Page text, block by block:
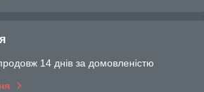
14 днів за домовленістю